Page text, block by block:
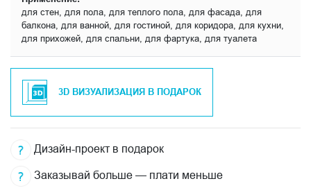
для стен, для пола, для теплого пола, для фасада, для
балкона, для ванной, для гостиной, для коридора, для кухни,
для прихожей, для спальни, для фартука, для туалета
3D ВИЗУАЛИЗАЦИЯ В ПОДАРОК
Дизайн-проект в подарок
Заказывай больше — плати меньше